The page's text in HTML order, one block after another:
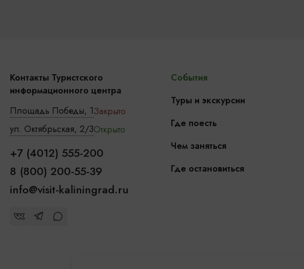
Контакты Туристского
информационного центра
Площадь Победы, 1Закрыто
ул. Октябрьская, 2/3Открыто
+7 (4012) 555-200
8 (800) 200-55-39
info@visit-kaliningrad.ru
События
Туры и экскурсии
Где поесть
Чем заняться
Где остановиться